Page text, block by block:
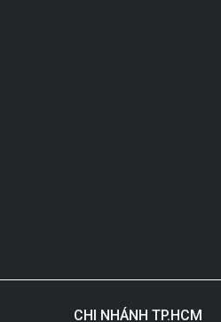
CHI NHÁNH TP.HCM